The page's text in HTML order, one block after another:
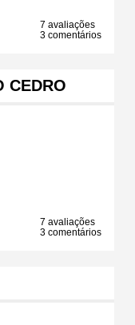
7 avaliações
3 comentários
CEDRO
7 avaliações
3 comentários